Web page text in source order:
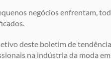
negócios enfrentam,
deste boletim de
na indústria da moda